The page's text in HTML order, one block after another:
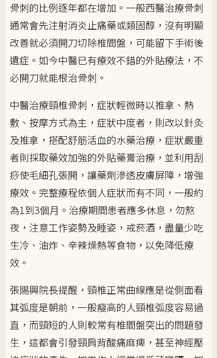
骨刺的比例逐年都在增加。一般西醫治療骨刺
通常會先注射消炎止痛藥或類固醇，沒有明顯
改善就必須開刀切除椎間盤，可能留下手術後
遺症。如今中醫已有療效不錯的外貼療法，不
必開刀就能根治骨刺。
中醫治療頸椎骨刺，症狀輕微時以推拿、熱
敷、按摩方式為主，症狀中度者，則改以針灸
及推拿，搭配舒筋活血的水藥治療，症狀嚴重
者則採取藥效加強的外貼藥膏治療，並利用刮
痧使毛細孔張開，讓藥劑滲透皮膚屏障，增強
療效。完整療程依個人症狀而有不同，一般約
為1到3個月。治療期間患者應多休息，勿熬
夜，注意工作姿勢及睡姿，戒菸酒，盡量少吃
生冷、油炸、辛辣燥熱等食物，以免降低療
效。
張賜興院長提醒，頸椎正常曲線應是從側面看
其弧度是朝前，一般瘦高的人頸椎弧度容易過
直，而頸短的人則較常有椎間盤突出的問題發
生，這都會引發頸肩背酸痛麻痺，甚至神經壓